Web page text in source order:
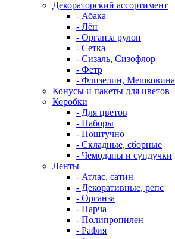
Декораторский ассортимент
- Абака
- Лён
- Органза рулон
- Сетка
- Сизаль, Сизофлор
- Фетр
- Флизелин, Мешковина
Конусы и пакеты для цветов
Коробки
- Для цветов
- Наборы
- Поштучно
- Складные, сборные
- Чемоданы и сундучки
Ленты
- Атлас, сатин
- Декоративные, репс
- Органза
- Парча
- Полипропилен
- Рафия